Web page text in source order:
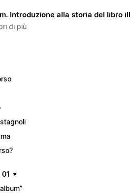
Introduzione alla storia del libro
di più